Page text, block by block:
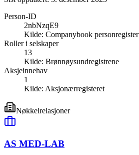
Person-ID
2nbNzqE9
Kilde: Companybook personregister
Roller i selskaper
13
Kilde: Brønnøysundregistrene
Aksjeinnehav
1
Kilde: Aksjonærregisteret
Nøkkelrelasjoner
AS MED-LAB